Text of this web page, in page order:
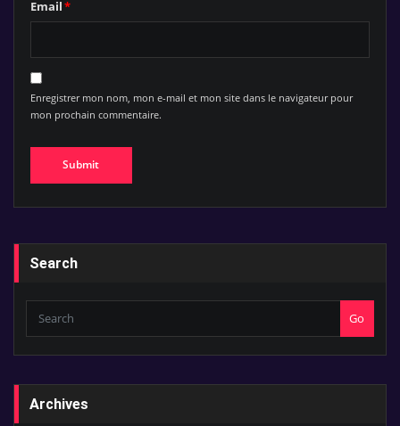
Email*
Enregistrer mon nom, mon e-mail et mon site dans le navigateur pour
mon prochain commentaire.
Search
Go
Archives